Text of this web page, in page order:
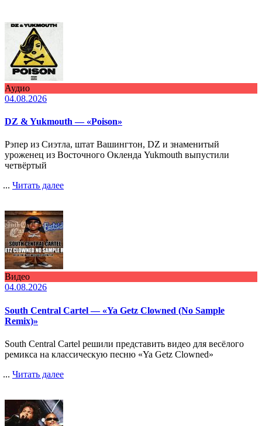
Аудио
04.08.2026
DZ & Yukmouth — «Poison»
Рэпер из Сиэтла, штат Вашингтон, DZ и знаменитый
уроженец из Восточного Окленда Yukmouth выпустили
четвёртый
... Читать далее
Видео
04.08.2026
South Central Cartel — «Ya Getz Clowned (No Sample
Remix)»
South Central Cartel решили представить видео для весёлого
ремикса на классическую песню «Ya Getz Clowned»
... Читать далее